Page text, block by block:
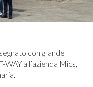
con grande
all’azienda Mics,